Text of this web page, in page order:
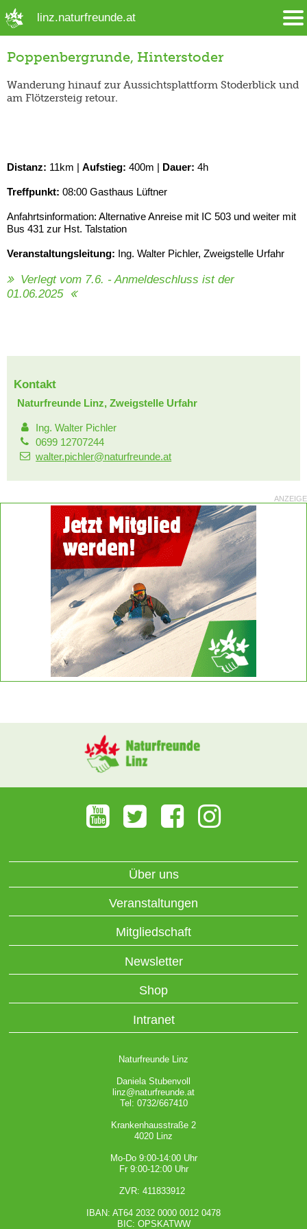
linz.naturfreunde.at
Poppenbergrunde, Hinterstoder
Wanderung hinauf zur Aussichtsplattform Stoderblick und
am Flötzersteig retour.
Distanz: 11km | Aufstieg: 400m | Dauer: 4h
Treffpunkt: 08:00 Gasthaus Lüftner
Anfahrtsinformation: Alternative Anreise mit IC 503 und weiter mit
Bus 431 zur Hst. Talstation
Veranstaltungsleitung: Ing. Walter Pichler, Zweigstelle Urfahr
Verlegt vom 7.6. - Anmeldeschluss ist der
01.06.2025
Kontakt
Naturfreunde Linz, Zweigstelle Urfahr
Ing. Walter Pichler
0699 12707244
walter.pichler@naturfreunde.at
ANZEIGE
Über uns
Veranstaltungen
Mitgliedschaft
Newsletter
Shop
Intranet
Naturfreunde Linz
Daniela Stubenvoll
linz@naturfreunde.at
Tel: 0732/667410
Krankenhausstraße 2
4020 Linz
Mo-Do 9:00-14:00 Uhr
Fr 9:00-12:00 Uhr
ZVR: 411833912
IBAN: AT64 2032 0000 0012 0478
BIC: OPSKATWW